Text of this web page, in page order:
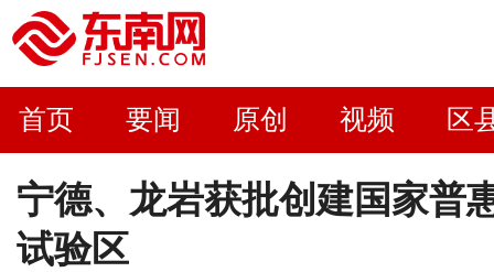
首页 要闻 原创 视频 区
宁德、龙岩获批创建国家普
试验区